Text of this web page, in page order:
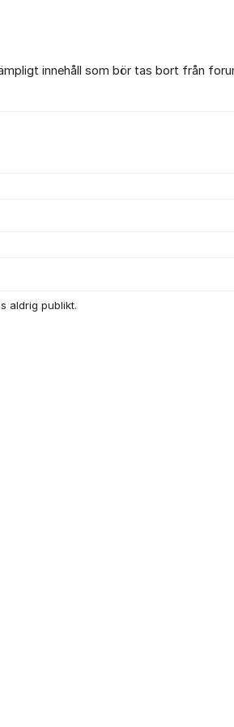
innehåll som bör tas bort från
aldrig publikt.